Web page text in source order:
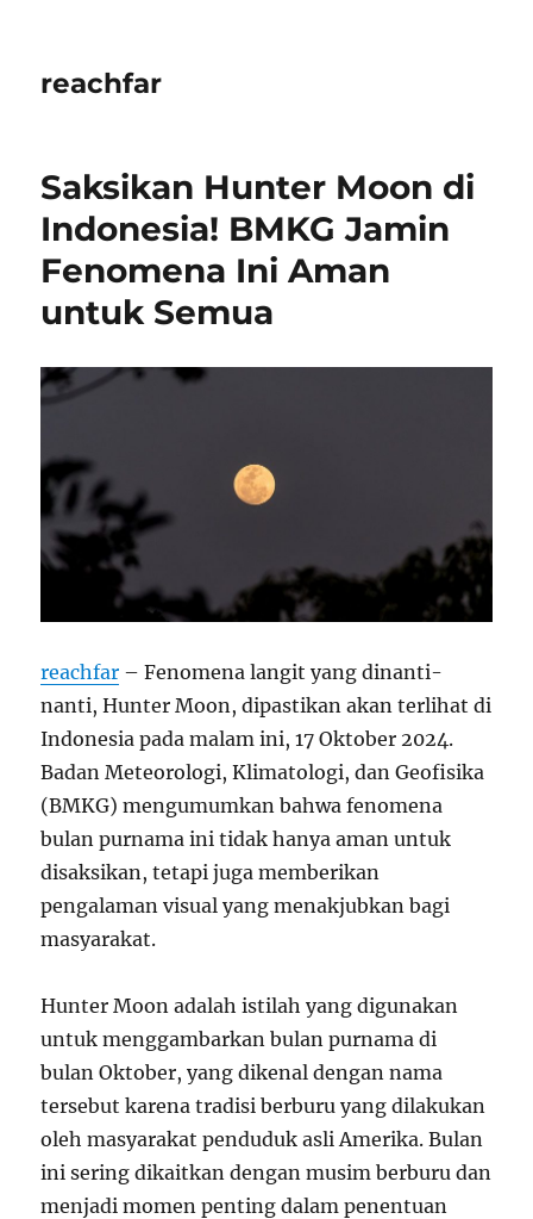
reachfar
Saksikan Hunter Moon di
Indonesia! BMKG Jamin
Fenomena Ini Aman
untuk Semua
reachfar – Fenomena langit yang dinanti-
nanti, Hunter Moon, dipastikan akan terlihat di
Indonesia pada malam ini, 17 Oktober 2024.
Badan Meteorologi, Klimatologi, dan Geofisika
(BMKG) mengumumkan bahwa fenomena
bulan purnama ini tidak hanya aman untuk
disaksikan, tetapi juga memberikan
pengalaman visual yang menakjubkan bagi
masyarakat.
Hunter Moon adalah istilah yang digunakan
untuk menggambarkan bulan purnama di
bulan Oktober, yang dikenal dengan nama
tersebut karena tradisi berburu yang dilakukan
oleh masyarakat penduduk asli Amerika. Bulan
ini sering dikaitkan dengan musim berburu dan
menjadi momen penting dalam penentuan